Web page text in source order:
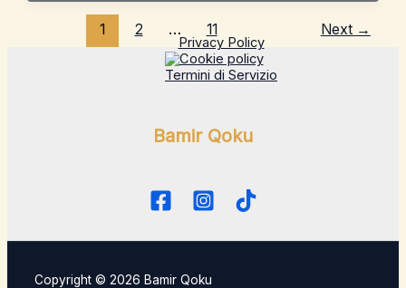
1 2 … 11 Next →
Privacy Policy
Cookie policy
Termini di Servizio
Bamir Qoku
Copyright © 2026 Bamir Qoku